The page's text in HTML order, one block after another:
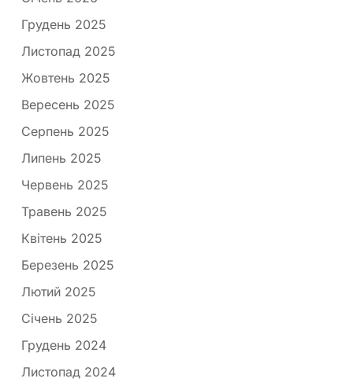
Грудень 2025
Листопад 2025
Жовтень 2025
Вересень 2025
Серпень 2025
Липень 2025
Червень 2025
Травень 2025
Квітень 2025
Березень 2025
Лютий 2025
Січень 2025
Грудень 2024
Листопад 2024